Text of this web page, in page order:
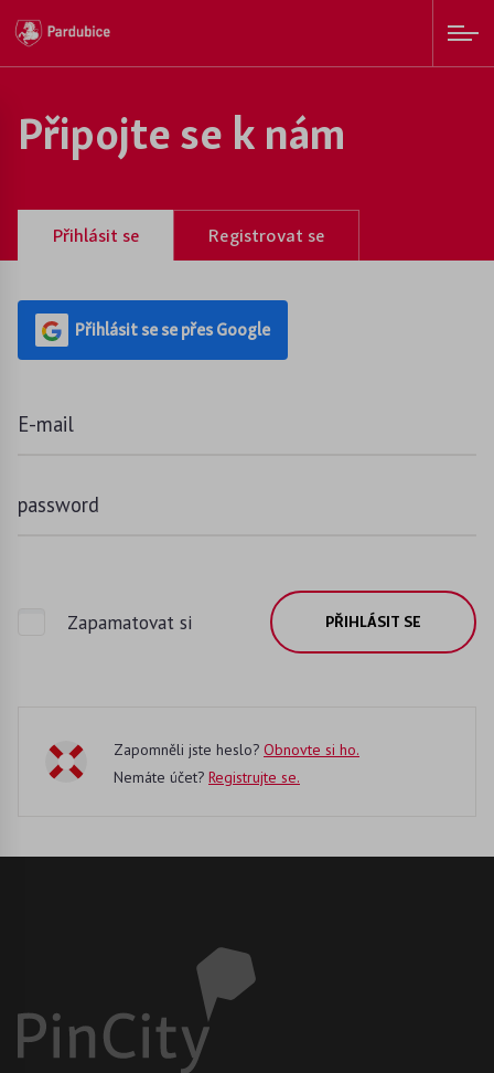
Připojte se k nám
Přihlásit se Registrovat se
Přihlásit se se přes Google
E-mail
password
Zapamatovat si PŘIHLÁSIT SE
Zapomněli jste heslo? Obnovte si ho.
Nemáte účet? Registrujte se.
Přihlásit k odběru novinek
spam) kvůli potvrzení odběru novinek.
PŘIHLÁSIT SE